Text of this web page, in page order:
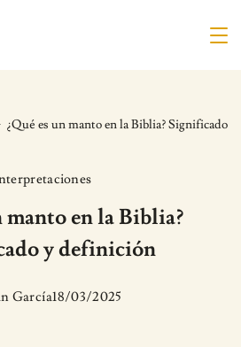
¿Qué es un manto en la Biblia? Significado
manto en la Biblia?
y definición
García18/03/2025